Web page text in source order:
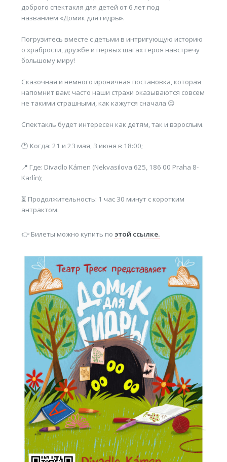
доброго спектакля для детей от 6 лет под
названием «Домик для гидры».
Погрузитесь вместе с детьми в интригующую историю
о храбрости, дружбе и первых шагах героя навстречу
большому миру!
Сказочная и немного ироничная постановка, которая
напомнит вам: часто наши страхи оказываются совсем
не такими страшными, как кажутся сначала 😉
Спектакль будет интересен как детям, так и взрослым.
🕐 Когда: 21 и 23 мая, 3 июня в 18:00;
📍 Где: Divadlo Kámen (Nekvasilova 625, 186 00 Praha 8-
Karlín);
⏳ Продолжительность: 1 час 30 минут с коротким
антрактом.
👉 Билеты можно купить по этой ссылке.